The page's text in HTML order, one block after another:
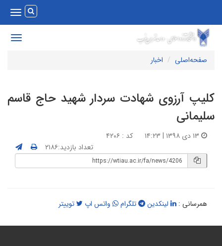
Toggle
Toggle
صفحه‌اصلی
اخبار
آرزوی شهادت سردار شهید حاج قاسم
کد : ۴۲۰۶
تعداد بازدید:۲۱۸۶
همرسانی : لینکدین تلگرام واتس اپ توییتر